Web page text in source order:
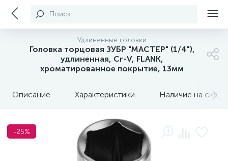
Поиск
Удлиненные головки
Головка торцовая ЗУБР "МАСТЕР" (1/4"),
удлиненная, Cr-V, FLANK,
хроматированное покрытие, 13мм
Описание Характеристики Наличие на
-25%